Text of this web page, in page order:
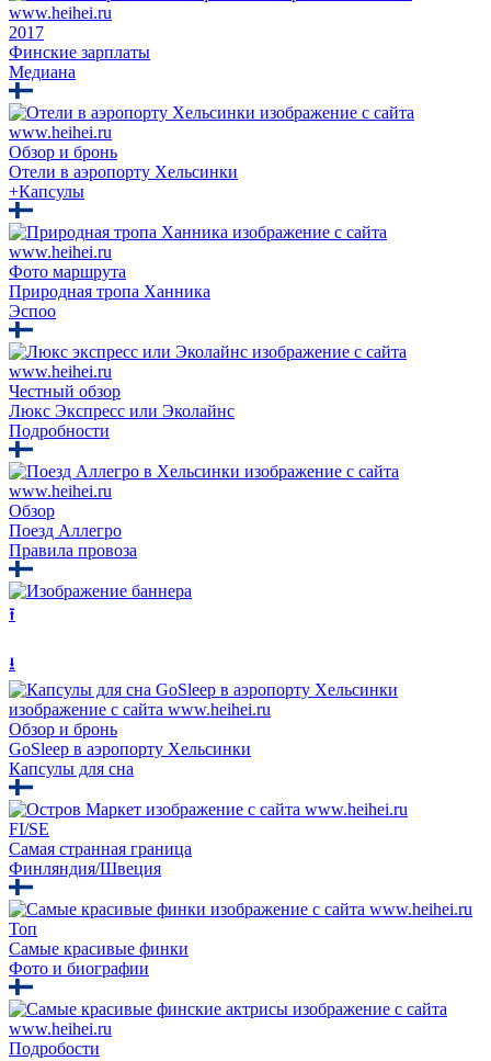
2017
Финские зарплаты
Медиана
Обзор и бронь
Отели в аэропорту Хельсинки
+Капсулы
Фото маршрута
Природная тропа Ханника
Эспоо
Честный обзор
Люкс Экспресс или Эколайнс
Подробности
Обзор
Поезд Аллегро
Правила провоза
⭱
⭳
Обзор и бронь
GoSleep в аэропорту Хельсинки
Капсулы для сна
FI/SE
Самая странная граница
Финляндия/Швеция
Топ
Самые красивые финки
Фото и биографии
Подробости